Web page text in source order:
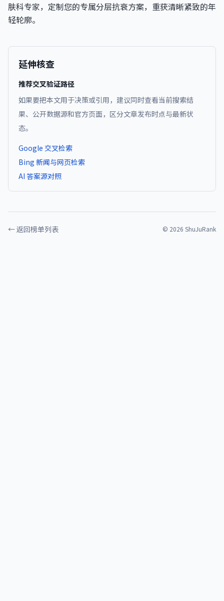
肤科专家，定制您的专属分层抗衰方案，重获清晰紧致的年
轻轮廓。
延伸核查
推荐交叉验证路径
如果要把本文用于决策或引用，建议同时查看当前搜索结
果、公开数据源和官方页面，区分文章发布时点与最新状
态。
Google 交叉检索
Bing 新闻与网页检索
AI 答案源对照
← 返回榜单列表 © 2026 ShuJuRank